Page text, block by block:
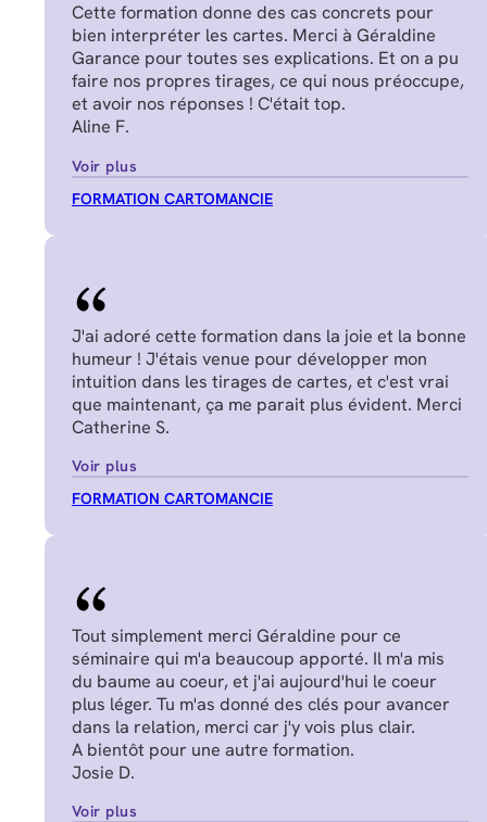
Cette formation donne des cas concrets pour
bien interpréter les cartes. Merci à Géraldine
Garance pour toutes ses explications. Et on a pu
faire nos propres tirages, ce qui nous préoccupe,
et avoir nos réponses ! C'était top.
Aline F.
Voir plus
FORMATION CARTOMANCIE
J'ai adoré cette formation dans la joie et la bonne
humeur ! J'étais venue pour développer mon
intuition dans les tirages de cartes, et c'est vrai
que maintenant, ça me parait plus évident. Merci
Catherine S.
Voir plus
FORMATION CARTOMANCIE
Tout simplement merci Géraldine pour ce
séminaire qui m'a beaucoup apporté. Il m'a mis
du baume au coeur, et j'ai aujourd'hui le coeur
plus léger. Tu m'as donné des clés pour avancer
dans la relation, merci car j'y vois plus clair.
A bientôt pour une autre formation.
Josie D.
Voir plus